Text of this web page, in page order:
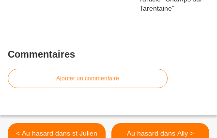
Commentaires
Ajouter un commentaire
< Au hasard dans st Julien
Au hasard dans Ally >